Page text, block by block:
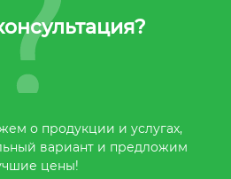
о продукции и услугах,
вариант и предложим
цены!